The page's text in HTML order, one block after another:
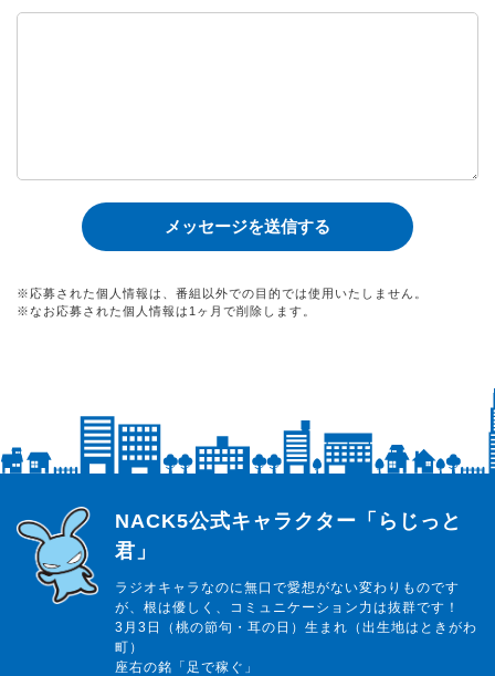
※応募された個人情報は、番組以外での目的では使用いたしません。
※なお応募された個人情報は1ヶ月で削除します。
らじっと君
NACK5公式キャラクター「らじっと
君」
ラジオキャラなのに無口で愛想がない変わりものです
が、根は優しく、コミュニケーション力は抜群です！
3月3日（桃の節句・耳の日）生まれ（出生地はときがわ
町）
座右の銘「足で稼ぐ」